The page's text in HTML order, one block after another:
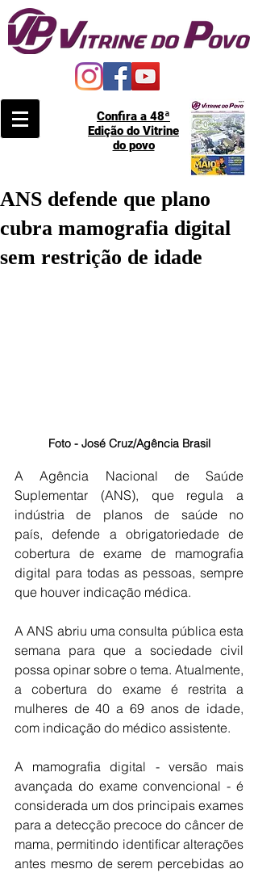
Confira a 48ª
Edição do Vitrine
do povo
ANS defende que plano
cubra mamografia digital
sem restrição de idade
Foto - José Cruz/Agência Brasil
A Agência Nacional de Saúde
Suplementar (ANS), que regula a
indústria de planos de saúde no
país, defende a obrigatoriedade de
cobertura de exame de mamografia
digital para todas as pessoas, sempre
que houver indicação médica.
A ANS abriu uma consulta pública esta
semana para que a sociedade civil
possa opinar sobre o tema. Atualmente,
a cobertura do exame é restrita a
mulheres de 40 a 69 anos de idade,
com indicação do médico assistente.
A mamografia digital - versão mais
avançada do exame convencional - é
considerada um dos principais exames
para a detecção precoce do câncer de
mama, permitindo identificar alterações
antes mesmo de serem percebidas ao